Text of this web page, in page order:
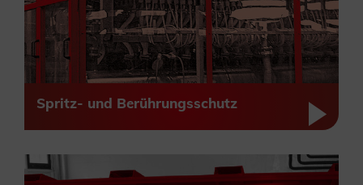
Spritz- und Berührungsschutz